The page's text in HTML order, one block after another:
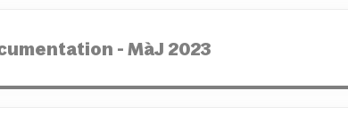
- MàJ 2023